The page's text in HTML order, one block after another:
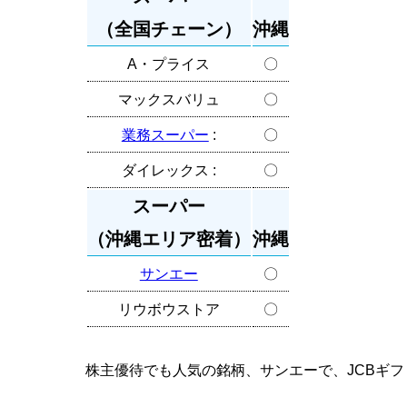
（全国チェーン）
沖縄
A・プライス 〇
マックスバリュ 〇
業務スーパー : 〇
ダイレックス : 〇
スーパー
（沖縄エリア密着）
沖縄
サンエー 〇
リウボウストア 〇
株主優待でも人気の銘柄、サンエーで、JCBギフ